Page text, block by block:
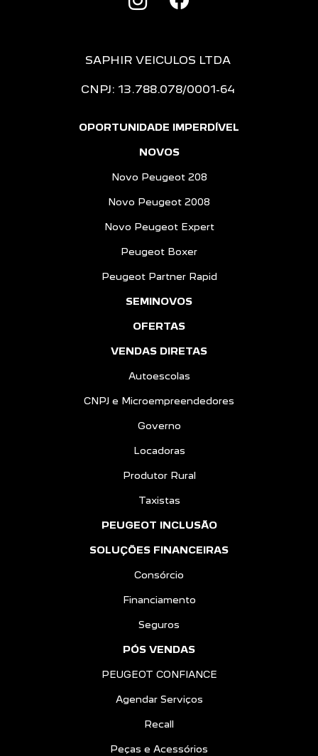
SAPHIR VEICULOS LTDA
CNPJ: 13.788.078/0001-64
OPORTUNIDADE IMPERDÍVEL
NOVOS
Novo Peugeot 208
Novo Peugeot 2008
Novo Peugeot Expert
Peugeot Boxer
Peugeot Partner Rapid
SEMINOVOS
OFERTAS
VENDAS DIRETAS
Autoescolas
CNPJ e Microempreendedores
Governo
Locadoras
Produtor Rural
Taxistas
PEUGEOT INCLUSÃO
SOLUÇÕES FINANCEIRAS
Consórcio
Financiamento
Seguros
PÓS VENDAS
PEUGEOT CONFIANCE
Agendar Serviços
Recall
Peças e Acessórios